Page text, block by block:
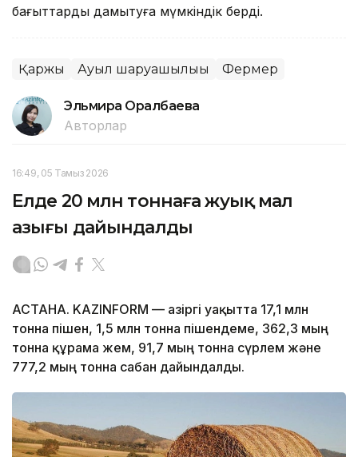
бағыттарды дамытуға мүмкіндік берді.
Қаржы Ауыл шаруашылығы Фермер
Эльмира Оралбаева
Авторлар
16:49, 05 Тамыз 2026
Елде 20 млн тоннаға жуық мал
азығы дайындалды
АСТАНА. KAZINFORM — Қазіргі уақытта 17,1 млн
тонна пішен, 1,5 млн тонна пішендеме, 362,3 мың
тонна құрама жем, 91,7 мың тонна сүрлем және
777,2 мың тонна сабан дайындалды.